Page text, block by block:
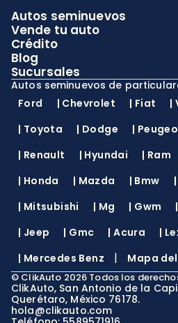
Autos seminuevos
Vende tu auto
Crédito
Blog
Sucursales
Autos seminuevos de
Ford
| Chevrolet | Fiat |
| Toyota | Dodge |
| Renault | Hyundai | Ram
| Honda | Mazda | Bmw |
| Mitsubishi | Mg | Gwm
| Jeep | Gmc |Acura |
| Mercedes Benz | Mapa
© ClikAuto 2026 Todos los
ClikAuto, San Antonio de la
Querétaro, México 76178.
hola@clikauto.com